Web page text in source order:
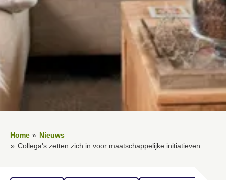
Home
Nieuws
Collega's zetten zich in voor maatschappelijke initiatieven